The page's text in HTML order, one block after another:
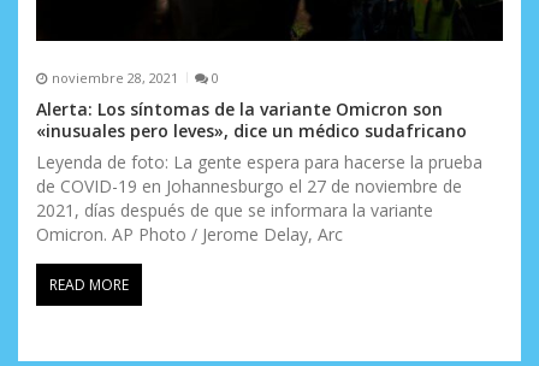
noviembre 28, 2021 0
Alerta: Los síntomas de la variante Omicron son
«inusuales pero leves», dice un médico sudafricano
Leyenda de foto: La gente espera para hacerse la prueba
de COVID-19 en Johannesburgo el 27 de noviembre de
2021, días después de que se informara la variante
Omicron. AP Photo / Jerome Delay, Arc
READ MORE